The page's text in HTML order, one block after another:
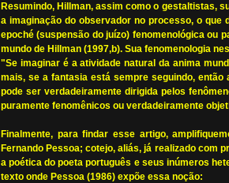
Resumindo, Hillman, assim como o gestaltistas,
a imaginação do observador no processo, o
epoché (suspensão do juízo) fenomenológica ou
mundo de Hillman (1997,b). Sua fenomenologia
"Se imaginar é a atividade natural da anima
mais, se a fantasia está sempre seguindo,
pode ser verdadeiramente dirigida pelos
puramente fenomênicos ou verdadeiramente
Finalmente, para findar esse artigo,
Fernando Pessoa; cotejo, aliás, já realizado com
a poética do poeta português e seus inúmeros
texto onde Pessoa (1986) expõe essa noção: